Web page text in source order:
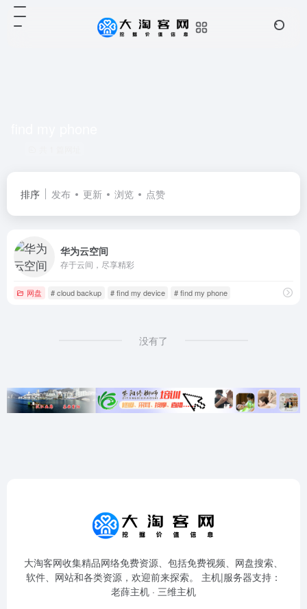
排序 发布 更新 浏览 点赞
华为云空间
存于云间，尽享精彩
网盘 # cloud backup # find my device # find my phone
没有了
大淘客网收集精品网络免费资源、包括免费视频、网盘搜索、
软件、网站和各类资源，欢迎前来探索。 主机|服务器支持：
老薛主机 · 三维主机